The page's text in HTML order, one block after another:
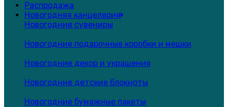
Распродажа
Новогодняя канцелярия
Новогодние сувениры
Новогодние подарочные коробки и мешки
Новогодние декор и украшения
Новогодние детские блокноты
Новогодние бумажные пакеты